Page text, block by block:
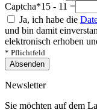
Captcha*15 - 11 =
Ja, ich habe die
und bin damit
elektronisch erhoben
* Pflichtfeld
Absenden
Newsletter
Sie möchten auf dem